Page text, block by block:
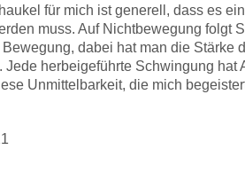
für mich ist gene­rell, dass es
muss. Auf Nicht­be­we­gung folgt
dabei hat man die Stär­ke
Jede her­bei­ge­führ­te Schwin­gung hat
Unmit­tel­bar­keit, die mich